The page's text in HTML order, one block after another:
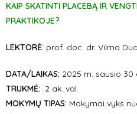
KAIP SKATINTI PLACEBĄ IR
PRAKTIKOJE?
LEKTORĖ: prof. doc. dr. Vilma
DATA/LAIKAS: 2025 m. sausio 30
TRUKMĖ: 2 ak. val.
MOKYMŲ TIPAS: Mokymai vyks